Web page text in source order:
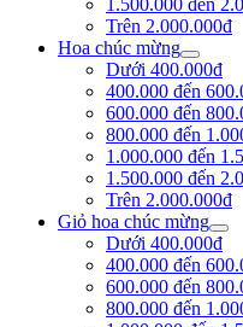
Trên 2.000.000đ
Hoa chúc mừng
Dưới 400.000đ
400.000 đến
600.000 đến
800.000 đến
1.000.000 đến
1.500.000 đến
Trên 2.000.000đ
Giỏ hoa chúc mừng
Dưới 400.000đ
400.000 đến
600.000 đến
800.000 đến